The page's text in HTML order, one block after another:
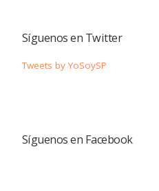
Síguenos en Twitter
Tweets by YoSoySP
Síguenos en Facebook